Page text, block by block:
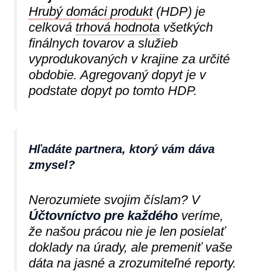
Hrubý domáci produkt(HDP) je
celková trhová hodnota všetkých
finálnych tovarov a služieb
vyprodukovaných v krajine za určité
obdobie. Agregovaný dopyt je v
podstate dopyt po tomto HDP.
Hľadáte partnera, ktorý vám dáva
zmysel?
Nerozumiete svojim číslam? V
Účtovníctvo pre každého veríme,
že našou prácou nie je len posielať
doklady na úrady, ale premeniť vaše
dáta na jasné a zrozumiteľné reporty.